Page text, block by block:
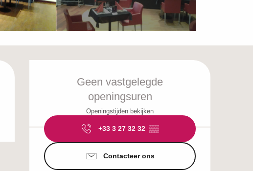
Openingstijden en
Geen vastgelegde
openingsuren
Openingstijden bekijken
+33 3 27 32 32 ▒▒
Contacteer ons